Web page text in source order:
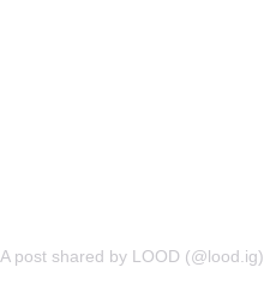
A post shared by LOOD (@lood.ig)